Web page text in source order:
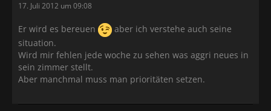
17. Juli 2012 um 09:08
Er wird es bereuen
aber ich verstehe auch seine
situation.
Wird mir fehlen jede woche zu sehen was aggri neues in
sein zimmer stellt.
Aber manchmal muss man prioritäten setzen.